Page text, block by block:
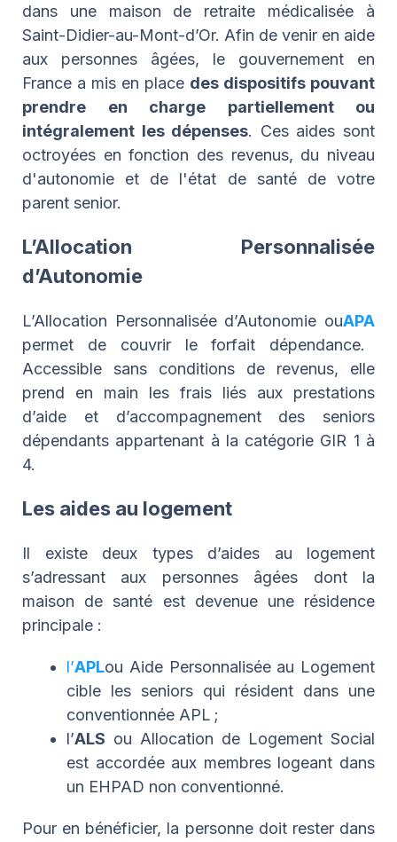
dans une maison de retraite médicalisée à
Saint-Didier-au-Mont-d’Or. Afin de venir en aide
aux personnes âgées, le gouvernement en
France a mis en place des dispositifs pouvant
prendre en charge partiellement ou
intégralement les dépenses. Ces aides sont
octroyées en fonction des revenus, du niveau
d'autonomie et de l'état de santé de votre
parent senior.
L’Allocation Personnalisée
d’Autonomie
L’Allocation Personnalisée d’Autonomie ouAPA
permet de couvrir le forfait dépendance.
Accessible sans conditions de revenus, elle
prend en main les frais liés aux prestations
d’aide et d’accompagnement des seniors
dépendants appartenant à la catégorie GIR 1 à
4.
Les aides au logement
Il existe deux types d’aides au logement
s’adressant aux personnes âgées dont la
maison de santé est devenue une résidence
principale :
l’APLou Aide Personnalisée au Logement
cible les seniors qui résident dans une
conventionnée APL ;
l’ALS ou Allocation de Logement Social
est accordée aux membres logeant dans
un EHPAD non conventionné.
Pour en bénéficier, la personne doit rester dans